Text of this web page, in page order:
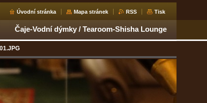
Úvodní stránka Mapa stránek RSS Tisk
Čaje-Vodní dýmky / Tearoom-Shisha Lounge